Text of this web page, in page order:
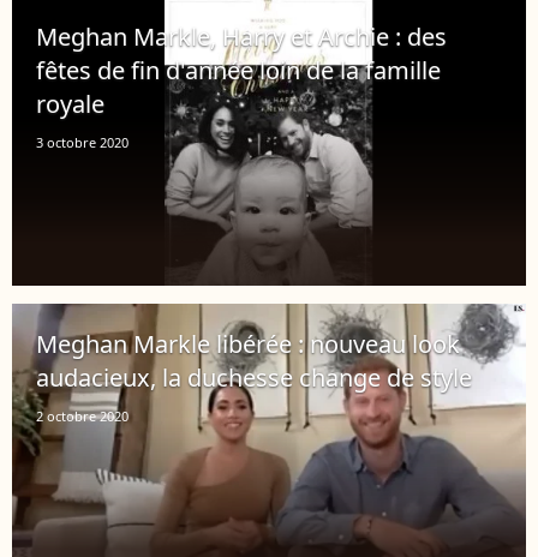
Meghan Markle, Harry et Archie : des
fêtes de fin d'année loin de la famille
royale
3 octobre 2020
Meghan Markle libérée : nouveau look
audacieux, la duchesse change de style
2 octobre 2020